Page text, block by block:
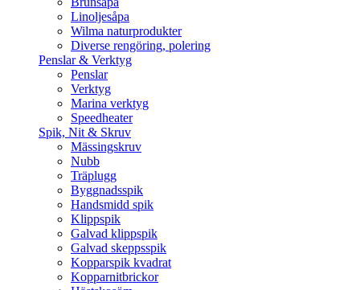
Linoljesåpa
Wilma naturprodukter
Diverse rengöring, polering
Penslar & Verktyg
Penslar
Verktyg
Marina verktyg
Speedheater
Spik, Nit & Skruv
Mässingskruv
Nubb
Träplugg
Byggnadsspik
Handsmidd spik
Klippspik
Galvad klippspik
Galvad skeppsspik
Kopparspik kvadrat
Kopparnitbrickor